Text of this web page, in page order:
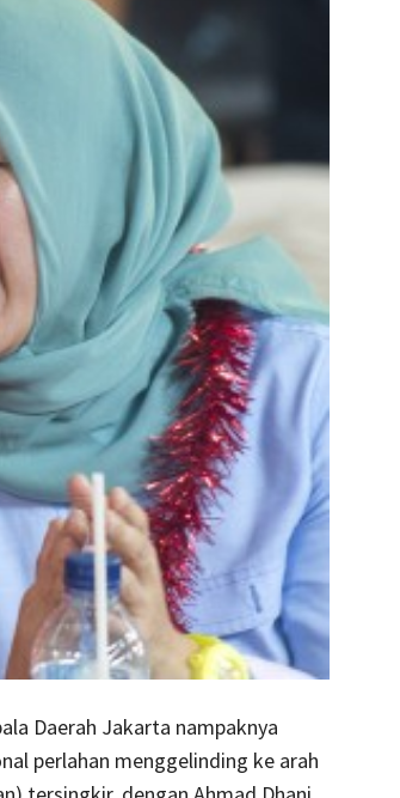
Daerah Jakarta nampaknya
perlahan menggelinding ke arah